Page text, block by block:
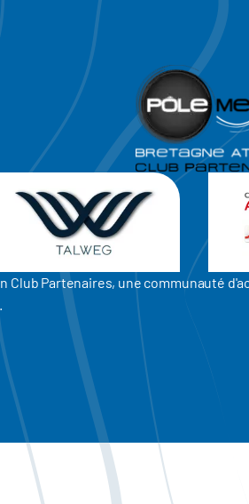
Club Partenaires, une communauté